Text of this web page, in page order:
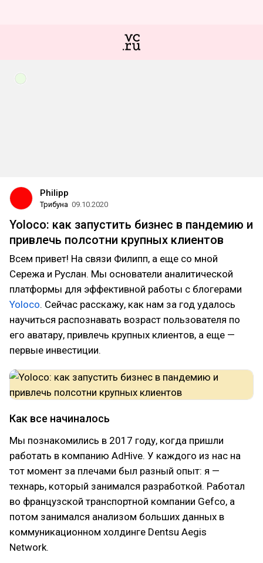
Philipp
Трибуна 09.10.2020
Yoloco: как запустить бизнес в пандемию и
привлечь полсотни крупных клиентов
Всем привет! На связи Филипп, а еще со мной
Сережа и Руслан. Мы основатели аналитической
платформы для эффективной работы с блогерами
Yoloco. Сейчас расскажу, как нам за год удалось
научиться распознавать возраст пользователя по
его аватару, привлечь крупных клиентов, а еще —
первые инвестиции.
Как все начиналось
Мы познакомились в 2017 году, когда пришли
работать в компанию AdHive. У каждого из нас на
тот момент за плечами был разный опыт: я —
технарь, который занимался разработкой. Работал
во французской транспортной компании Gefco, а
потом занимался анализом больших данных в
коммуникационном холдинге Dentsu Aegis
Network.